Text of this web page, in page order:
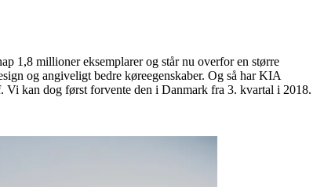
1,8 millioner eksemplarer og står nu overfor en større
og angiveligt bedre køreegenskaber. Og så har KIA
kan dog først forvente den i Danmark fra 3. kvartal i 2018.